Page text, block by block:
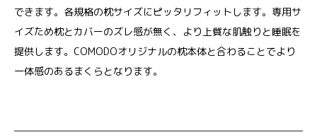
できます。各規格の枕サイズにピッタリフィットします。専用サ
イズため枕とカバーのズレ感が無く、より上質な肌触りと睡眠を
提供します。COMODOオリジナルの枕本体と合わることでより
一体感のあるまくらとなります。